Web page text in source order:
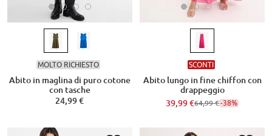
MOLTO RICHIESTO
Abito in maglina di puro cotone
con tasche
24,99 €
SCONTI
Abito lungo in fine chiffon con
drappeggio
39,99 €64,99 €-38%